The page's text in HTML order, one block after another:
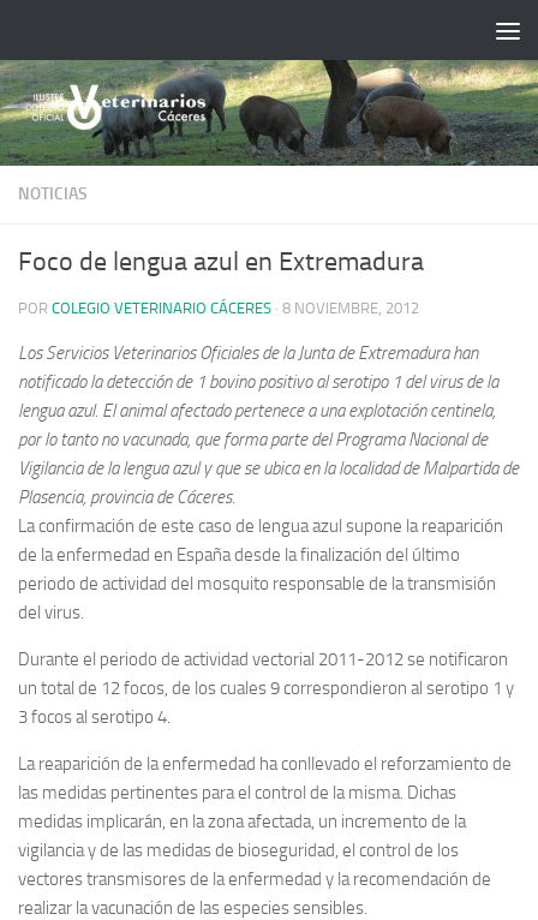
NOTICIAS
Foco de lengua azul en Extremadura
POR COLEGIO VETERINARIO CÁCERES · 8 NOVIEMBRE, 2012
Los Servicios Veterinarios Oficiales de la Junta de Extremadura han
notificado la detección de 1 bovino positivo al serotipo 1 del virus de la
lengua azul. El animal afectado pertenece a una explotación centinela,
por lo tanto no vacunada, que forma parte del Programa Nacional de
Vigilancia de la lengua azul y que se ubica en la localidad de Malpartida de
Plasencia, provincia de Cáceres.
La confirmación de este caso de lengua azul supone la reaparición
de la enfermedad en España desde la finalización del último
periodo de actividad del mosquito responsable de la transmisión
del virus.
Durante el periodo de actividad vectorial 2011-2012 se notificaron
un total de 12 focos, de los cuales 9 correspondieron al serotipo 1 y
3 focos al serotipo 4.
La reaparición de la enfermedad ha conllevado el reforzamiento de
las medidas pertinentes para el control de la misma. Dichas
medidas implicarán, en la zona afectada, un incremento de la
vigilancia y de las medidas de bioseguridad, el control de los
vectores transmisores de la enfermedad y la recomendación de
realizar la vacunación de las especies sensibles.